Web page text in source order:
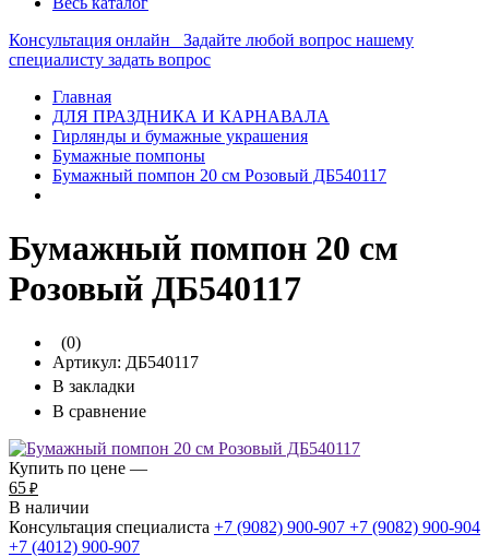
Консультация онлайн
Задайте любой вопрос нашему
специалисту задать вопрос
Главная
ДЛЯ ПРАЗДНИКА И КАРНАВАЛА
Гирлянды и бумажные украшения
Бумажные помпоны
Бумажный помпон 20 см Розовый ДБ540117
Бумажный помпон 20 см
Розовый ДБ540117
(0)
Артикул: ДБ540117
В закладки
В сравнение
Купить по цене —
65 ₽
В наличии
Консультация специалиста +7 (9082) 900-907 +7 (9082) 900-904
+7 (4012) 900-907